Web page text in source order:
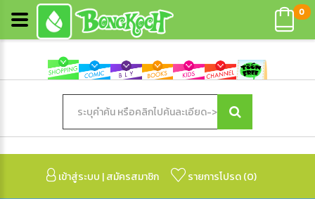
เข้าสู่ระบบ |สมัครสมาชิก รายการโปรด (0)
0